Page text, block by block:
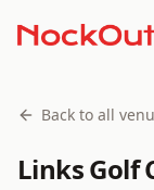
Back to all
Links Golf